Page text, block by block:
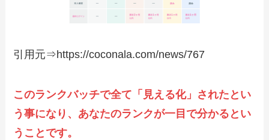
引用元⇒https://coconala.com/news/767
このランクバッチで全て「見える化」されたとい
う事になり、あなたのランクが一目で分かるとい
うことです。